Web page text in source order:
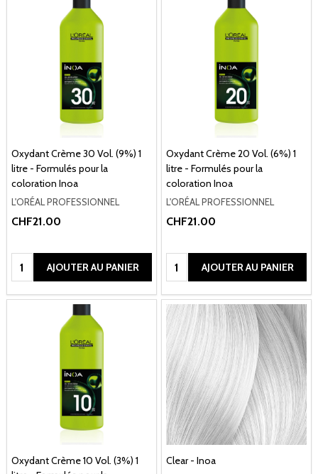
Oxydant Crème 30 Vol. (9%) 1
litre - Formulés pour la
coloration Inoa
L'ORÉAL PROFESSIONNEL
CHF21.00
Quantité:AJOUTER AU PANIER
Oxydant Crème 20 Vol. (6%) 1
litre - Formulés pour la
coloration Inoa
L'ORÉAL PROFESSIONNEL
CHF21.00
Quantité:AJOUTER AU PANIER
Oxydant Crème 10 Vol. (3%) 1
Clear - Inoa